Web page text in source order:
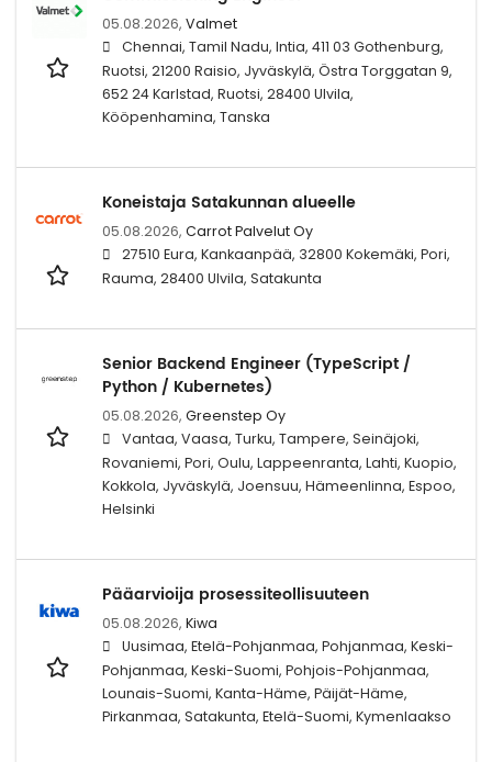
05.08.2026, Valmet
Chennai, Tamil Nadu, Intia, 411 03 Gothenburg,
Ruotsi, 21200 Raisio, Jyväskylä, Östra Torggatan 9,
652 24 Karlstad, Ruotsi, 28400 Ulvila,
Kööpenhamina, Tanska
Koneistaja Satakunnan alueelle
05.08.2026, Carrot Palvelut Oy
27510 Eura, Kankaanpää, 32800 Kokemäki, Pori,
Rauma, 28400 Ulvila, Satakunta
Senior Backend Engineer (TypeScript /
Python / Kubernetes)
05.08.2026, Greenstep Oy
Vantaa, Vaasa, Turku, Tampere, Seinäjoki,
Rovaniemi, Pori, Oulu, Lappeenranta, Lahti, Kuopio,
Kokkola, Jyväskylä, Joensuu, Hämeenlinna, Espoo,
Helsinki
Pääarvioija prosessiteollisuuteen
05.08.2026, Kiwa
Uusimaa, Etelä-Pohjanmaa, Pohjanmaa, Keski-
Pohjanmaa, Keski-Suomi, Pohjois-Pohjanmaa,
Lounais-Suomi, Kanta-Häme, Päijät-Häme,
Pirkanmaa, Satakunta, Etelä-Suomi, Kymenlaakso